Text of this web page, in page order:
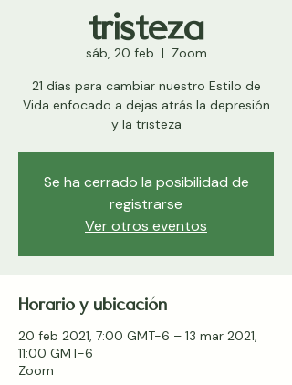
tristeza
sáb, 20 feb
  |
Zoom
21 días para cambiar nuestro Estilo de
Vida enfocado a dejas atrás la depresión
y la tristeza
Se ha cerrado la posibilidad de
registrarse
Ver otros eventos
Horario y ubicación
20 feb 2021, 7:00 GMT-6 – 13 mar 2021,
11:00 GMT-6
Zoom